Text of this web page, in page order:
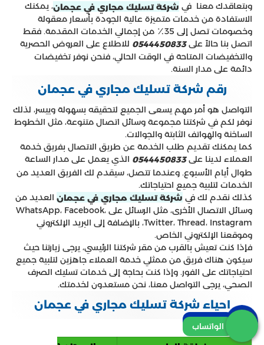
وبتعاقدك معنا في شركة تسليك مجاري في عجمان، يمكنك
الاستفادة من خدمات متميزة عالية الجودة بأسعار معقولة
وخصومات تصل إلى 35٪ من إجمالي الخدمات المقدمة. فقط
اتصل بنا حالاً على0544450833 للاطلاع على العروض الحصرية
والتخفيضات المتاحة في الوقت الحالي، فنحن نوفر تخفيضات
دائمة على مدار السنة.
رقم شركة تسليك مجاري في عجمان
التواصل هو أمر مهم يسعى الجميع لتحقيقه بسهولة وييسر، لذلك
نوفر لكم في شركتنا مجموعة وسائل اتصال متنوعة، مثل الخطوط
الساخنة والهواتف الثابتة والجوالات.
كما يمكنك تقديم طلب الخدمة عن طريق الاتصال بفريق خدمة
العملاء لدينا على0544450833 الذي يعمل على مدار الساعة
طوال أيام الأسبوع. وعندما تتصل، سيقدم لك الفريق العديد من
الخدمات لتلبية جميع احتياجاتك.
كذلك نقدم لك في شركة تسليك مجاري في عجمان العديد من
وسائل الاتصال الأخرى، مثل الرسائل على WhatsApp، Facebook،
Twitter، Thread، Instagram، بالإضافة إلى البريد الإلكتروني
وموقعنا الإلكتروني الخاص.
فإذا كنت تعيش بالقرب من مقر شركتنا الرئيسي، يرجى زيارتنا حيث
سيكون هناك فريق من ممثلي خدمة العملاء جاهزين لتلبية جميع
احتياجاتك على الفور. وإذا كنت بحاجة إلى خدمات تسليك الصرف
الصحي، يرجى التواصل معنا، نحن مستعدون لخدمتك.
احياء شركة تسليك مجاري في عجمان
اتصل بنا
الواتساب